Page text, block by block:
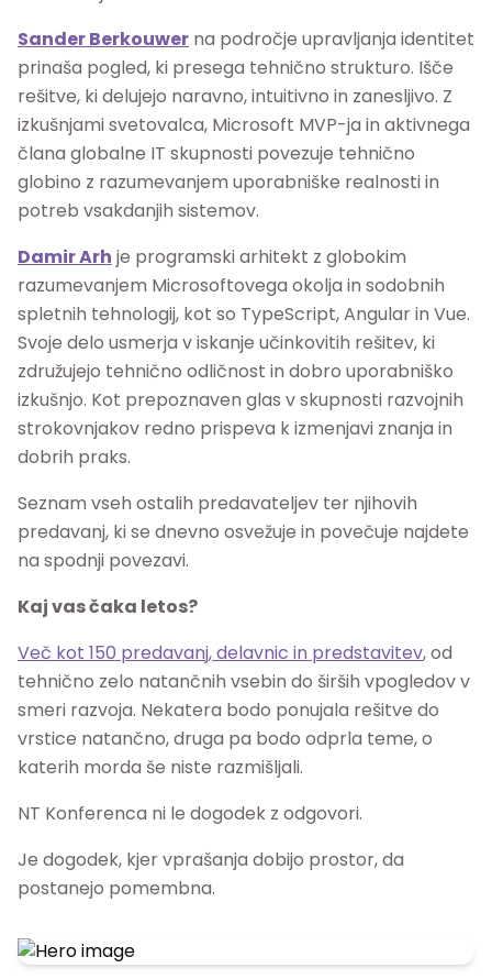
Sander Berkouwer na področje upravljanja identitet
prinaša pogled, ki presega tehnično strukturo. Išče
rešitve, ki delujejo naravno, intuitivno in zanesljivo. Z
izkušnjami svetovalca, Microsoft MVP-ja in aktivnega
člana globalne IT skupnosti povezuje tehnično
globino z razumevanjem uporabniške realnosti in
potreb vsakdanjih sistemov.
Damir Arh je programski arhitekt z globokim
razumevanjem Microsoftovega okolja in sodobnih
spletnih tehnologij, kot so TypeScript, Angular in Vue.
Svoje delo usmerja v iskanje učinkovitih rešitev, ki
združujejo tehnično odličnost in dobro uporabniško
izkušnjo. Kot prepoznaven glas v skupnosti razvojnih
strokovnjakov redno prispeva k izmenjavi znanja in
dobrih praks.
Seznam vseh ostalih predavateljev ter njihovih
predavanj, ki se dnevno osvežuje in povečuje najdete
na spodnji povezavi.
Kaj vas čaka letos?
Več kot 150 predavanj, delavnic in predstavitev, od
tehnično zelo natančnih vsebin do širših vpogledov v
smeri razvoja. Nekatera bodo ponujala rešitve do
vrstice natančno, druga pa bodo odprla teme, o
katerih morda še niste razmišljali.
NT Konferenca ni le dogodek z odgovori.
Je dogodek, kjer vprašanja dobijo prostor, da
postanejo pomembna.